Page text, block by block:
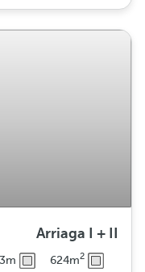
Arriaga I + II
624m2 3m الارتفاع